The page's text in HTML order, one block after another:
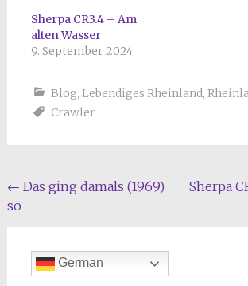
Sherpa CR3.4 – Am
alten Wasser
9. September 2024
Blog, Lebendiges Rheinland,
Crawler
Beitragsnavigation
← Das ging damals (1969)
so
Sherpa
German